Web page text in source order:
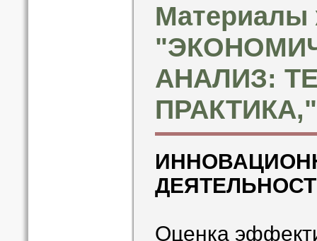
Материалы
АНАЛИЗ:
ПРАКТИКА,"
Оценка